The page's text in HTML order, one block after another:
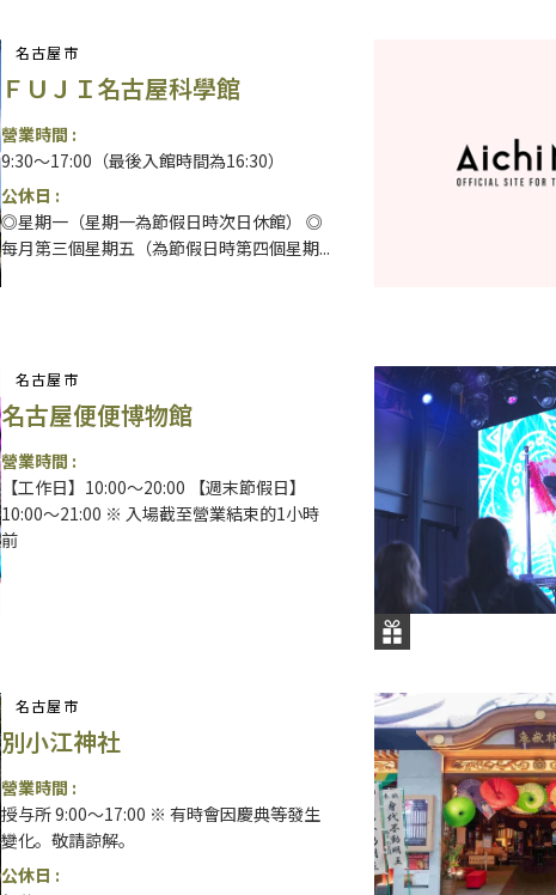
名古屋市
ＦＵＪＩ名古屋科學館
營業時間 :
9:30～17:00（最後入館時間為16:30）
公休日 :
◎星期一（星期一為節假日時次日休館） ◎
每月第三個星期五（為節假日時第四個星期...
名古屋市
名古屋便便博物館
營業時間 :
【工作日】10:00～20:00 【週末節假日】
10:00～21:00 ※ 入場截至營業結束的1小時
前
名古屋市
別小江神社
營業時間 :
授与所 9:00～17:00 ※ 有時會因慶典等發生
變化。敬請諒解。
公休日 :